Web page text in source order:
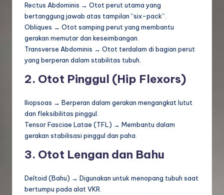
Rectus Abdominis → Otot perut utama yang
bertanggung jawab atas tampilan “six-pack”.
Obliques → Otot samping perut yang membantu
gerakan memutar dan keseimbangan.
Transverse Abdominis → Otot terdalam di bagian perut
yang berperan dalam stabilitas tubuh.
2. Otot Pinggul (Hip Flexors)
Iliopsoas → Berperan dalam gerakan mengangkat lutut
dan fleksibilitas pinggul.
Tensor Fasciae Latae (TFL) → Membantu dalam
gerakan stabilisasi pinggul dan paha.
3. Otot Lengan dan Bahu
Deltoid (Bahu) → Digunakan untuk menopang tubuh saat
bertumpu pada alat VKR.